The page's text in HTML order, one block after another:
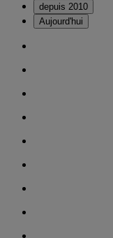
depuis 2010
Aujourd'hui